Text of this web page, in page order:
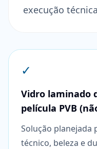
execução
✓
Vidro laminado
película PVB
Solução planejada
técnico, beleza e